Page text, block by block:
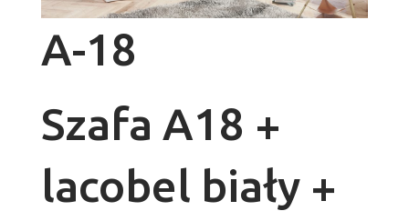
A-18
Szafa A18 +
lacobel biały +